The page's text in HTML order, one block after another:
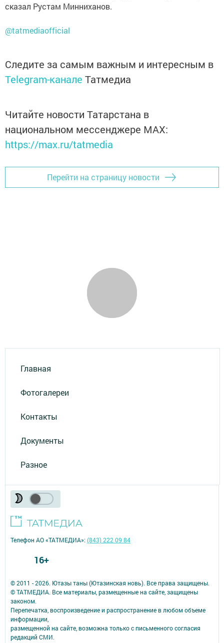
сказал Рустам Минниханов.
@tatmediaofficial
Следите за самым важным и интересным в
Telegram-канале Татмедиа
Читайте новости Татарстана в
национальном мессенджере MАХ:
https://max.ru/tatmedia
Перейти на страницу новости
Главная
Фотогалереи
Контакты
Документы
Разное
© 2011 - 2026. Ютазы таны (Ютазинская новь). Все права защищены.
© ТАТМЕДИА. Все материалы, размещенные на сайте, защищены
законом.
Перепечатка, воспроизведение и распространение в любом объеме
информации,
размещенной на сайте, возможна только с письменного согласия
редакций СМИ.
Телефон АО «ТАТМЕДИА»:(843) 222 09 84
16+